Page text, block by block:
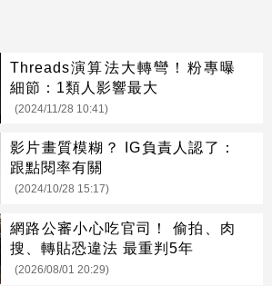
Threads演算法大轉彎！粉專曝
細節：1類人影響最大
(2024/11/28 10:41)
影片畫質模糊？ IG負責人認了：
跟點閱率有關
(2024/10/28 15:17)
網路公審小心吃官司！ 偷拍、肉
搜、轉貼恐違法 最重判5年
(2026/08/01 20:29)